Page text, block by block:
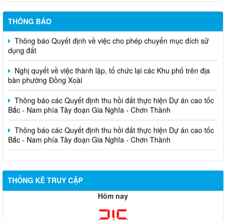
THÔNG BÁO
Thông báo Quyết định về việc cho phép chuyển mục đích sử
dụng đất
Nghị quyết về việc thành lập, tổ chức lại các Khu phố trên địa
bàn phường Đồng Xoài
Thông báo các Quyết định thu hồi đất thực hiện Dự án cao tốc
Bắc - Nam phía Tây đoạn Gia Nghĩa - Chơn Thành
Thông báo các Quyết định thu hồi đất thực hiện Dự án cao tốc
Bắc - Nam phía Tây đoạn Gia Nghĩa - Chơn Thành
THỐNG KÊ TRUY CẬP
Hôm nay